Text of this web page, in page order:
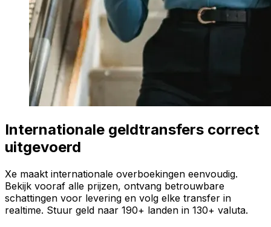
Internationale geldtransfers correct
uitgevoerd
Xe maakt internationale overboekingen eenvoudig.
Bekijk vooraf alle prijzen, ontvang betrouwbare
schattingen voor levering en volg elke transfer in
realtime. Stuur geld naar 190+ landen in 130+ valuta.